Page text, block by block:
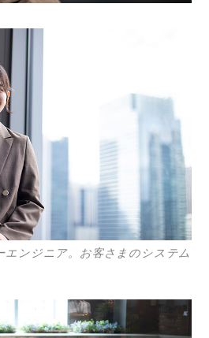
エンジニア。お客さまのシステム